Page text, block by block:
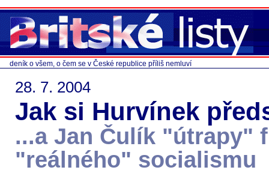
deník o všem, o čem se v České republice příliš nemluví
28. 7. 2004
Jak si Hurvínek
...a Jan Čulík "útrapy"
"reálného" socialismu